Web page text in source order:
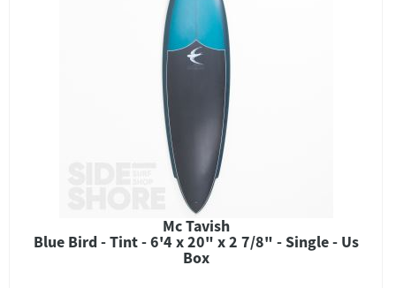
Mc Tavish
Blue Bird - Tint - 6'4 x 20" x 2 7/8" - Single - Us
Box